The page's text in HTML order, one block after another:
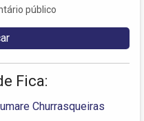
público
Fica:
Churrasqueiras